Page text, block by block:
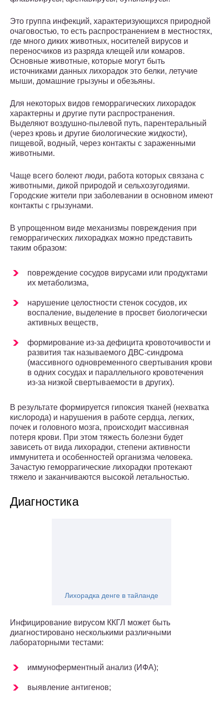
Это группа инфекций, характеризующихся природной
очаговостью, то есть распространением в местностях,
где много диких животных, носителей вирусов и
переносчиков из разряда клещей или комаров.
Основные животные, которые могут быть
источниками данных лихорадок это белки, летучие
мыши, домашние грызуны и обезьяны.
Для некоторых видов геморрагических лихорадок
характерны и другие пути распространения.
Выделяют воздушно-пылевой путь, парентеральный
(через кровь и другие биологические жидкости),
пищевой, водный, через контакты с зараженными
животными.
Чаще всего болеют люди, работа которых связана с
животными, дикой природой и сельхозугодиями.
Городские жители при заболевании в основном имеют
контакты с грызунами.
В упрощенном виде механизмы повреждения при
геморрагических лихорадках можно представить
таким образом:
повреждение сосудов вирусами или продуктами
их метаболизма,
нарушение целостности стенок сосудов, их
воспаление, выделение в просвет биологически
активных веществ,
формирование из-за дефицита кровоточивости и
развития так называемого ДВС-синдрома
(массивного одновременного свертывания крови
в одних сосудах и параллельного кровотечения
из-за низкой свертываемости в других).
В результате формируется гипоксия тканей (нехватка
кислорода) и нарушения в работе сердца, легких,
почек и головного мозга, происходит массивная
потеря крови. При этом тяжесть болезни будет
зависеть от вида лихорадки, степени активности
иммунитета и особенностей организма человека.
Зачастую геморрагические лихорадки протекают
тяжело и заканчиваются высокой летальностью.
Диагностика
Лихорадка денге в тайланде
Инфицирование вирусом ККГЛ может быть
диагностировано несколькими различными
лабораторными тестами:
иммуноферментный анализ (ИФА);
выявление антигенов;